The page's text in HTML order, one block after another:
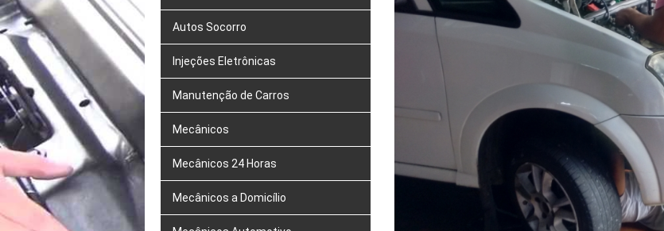
Autos Socorro
Injeções Eletrônicas
Manutenção de Carros
Mecânicos
Mecânicos 24 Horas
Mecânicos a Domicílio